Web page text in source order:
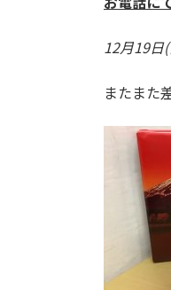
12月19日
またまた